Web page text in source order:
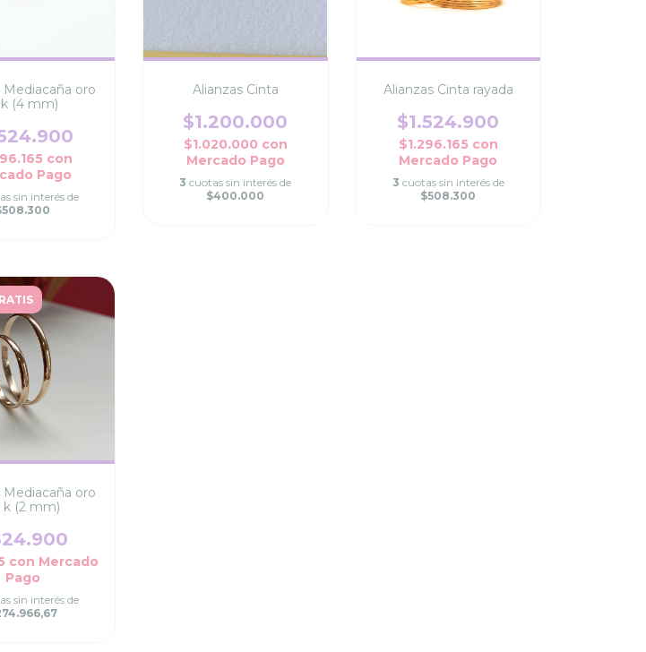
Mediacaña oro
(4 mm)
con
Pago
sin interés de
Alianzas Cinta
$1.200.000
$1.020.000 con
Mercado Pago
3 cuotas sin interés de
$400.000
Alianzas Cinta rayada
$1.524.900
$1.296.165 con
Mercado Pago
3 cuotas sin interés de
$508.300
Mediacaña oro
k (2 mm)
con Mercado
Pago
sin interés de